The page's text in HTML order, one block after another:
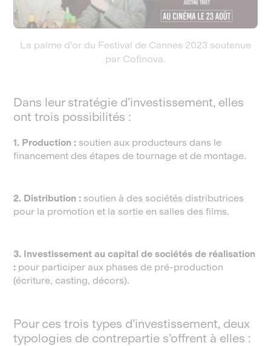
La palme d'or du Festival de Cannes 2023 soutenue
par Cofinova.
Dans leur stratégie d’investissement, elles
ont trois possibilités :
1. Production : soutien aux producteurs dans le
financement des étapes de tournage et de montage.
2. Distribution : soutien à des sociétés distributrices
pour la promotion et la sortie en salles des films.
3. Investissement au capital de sociétés de réalisation
: pour participer aux phases de pré-production
(écriture, casting, décors).
Pour ces trois types d’investissement, deux
typologies de contrepartie s’offrent à elles :